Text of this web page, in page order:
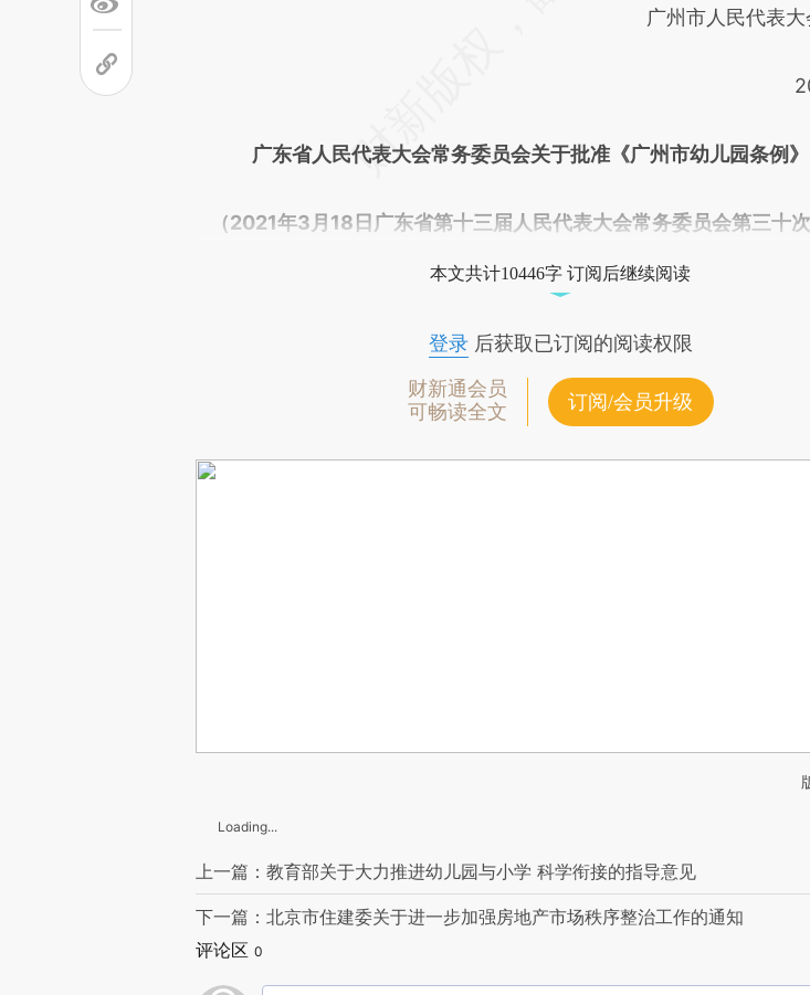
广州市人民代表
广东省人民代表大会常务委员会关于批准《广州市幼儿园条例
（2021年3月18日广东省第十三届人民代表大会常务委员会第三十次
本文共计10446字 订阅后继续阅读
登录后获取已订阅的阅读权限
财新通会员
可畅读全文
订阅/会员升级
Loading...
上一篇：教育部关于大力推进幼儿园与小学 科学衔接的指导意见
下一篇：北京市住建委关于进一步加强房地产市场秩序整治工作的通知
评论区 0